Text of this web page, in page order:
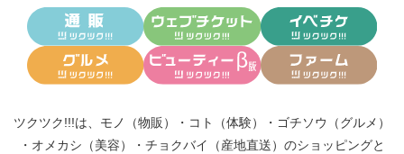
ツクツク!!!は、 モノ（物販） ・ コト（体験） ・ ゴチソウ（グルメ）
・ オメカシ（美容） ・ チョクバイ（産地直送） のショッピングと